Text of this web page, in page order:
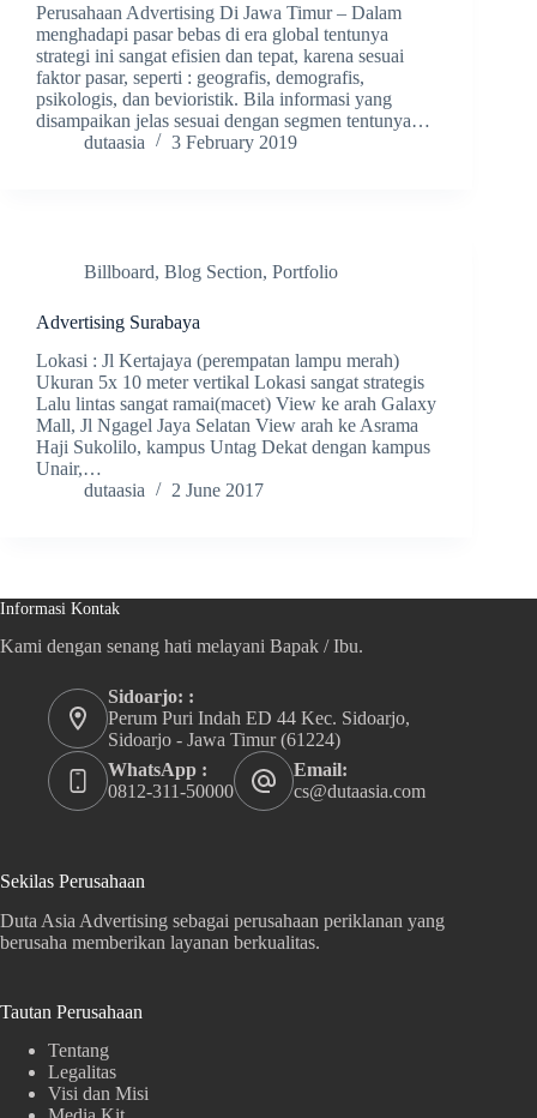
Perusahaan Advertising Di Jawa Timur – Dalam
menghadapi pasar bebas di era global tentunya
strategi ini sangat efisien dan tepat, karena sesuai
faktor pasar, seperti : geografis, demografis,
psikologis, dan bevioristik. Bila informasi yang
disampaikan jelas sesuai dengan segmen tentunya…
dutaasia
3 February 2019
Billboard, Blog Section, Portfolio
Advertising Surabaya
Lokasi : Jl Kertajaya (perempatan lampu merah)
Ukuran 5x 10 meter vertikal Lokasi sangat strategis
Lalu lintas sangat ramai(macet) View ke arah Galaxy
Mall, Jl Ngagel Jaya Selatan View arah ke Asrama
Haji Sukolilo, kampus Untag Dekat dengan kampus
Unair,…
dutaasia
2 June 2017
Informasi Kontak
Kami dengan senang hati melayani Bapak / Ibu.
Sidoarjo: :
Perum Puri Indah ED 44 Kec. Sidoarjo,
Sidoarjo - Jawa Timur (61224)
WhatsApp :
0812-311-50000
Email:
cs@dutaasia.com
Sekilas Perusahaan
Duta Asia Advertising sebagai perusahaan periklanan yang
berusaha memberikan layanan berkualitas.
Tautan Perusahaan
Tentang
Legalitas
Visi dan Misi